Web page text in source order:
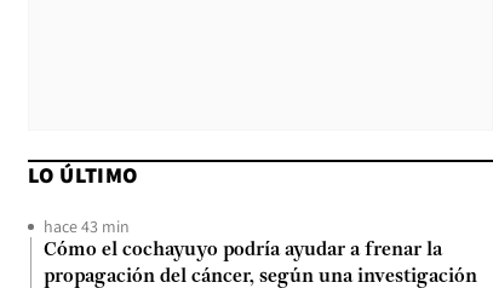
LO ÚLTIMO
hace 43 min
Cómo el cochayuyo podría ayudar a frenar la
propagación del cáncer, según una investigación